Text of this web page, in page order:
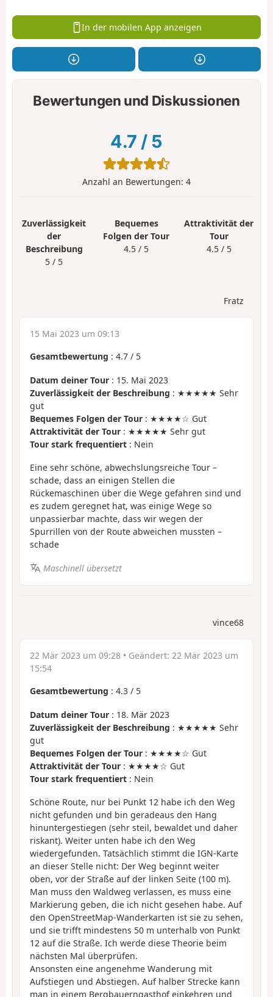
In der mobilen App anzeigen
Bewertungen und Diskussionen
4.7 / 5
Anzahl an Bewertungen: 4
Zuverlässigkeit
der
Beschreibung
5 / 5
Bequemes
Folgen der Tour
4.5 / 5
Attraktivität der
Tour
4.5 / 5
Fratz
15 Mai 2023 um 09:13
Gesamtbewertung : 4.7 / 5
Datum deiner Tour : 15. Mai 2023
Zuverlässigkeit der Beschreibung : ★★★★★ Sehr
gut
Bequemes Folgen der Tour : ★★★★☆ Gut
Attraktivität der Tour : ★★★★★ Sehr gut
Tour stark frequentiert : Nein
Eine sehr schöne, abwechslungsreiche Tour –
schade, dass an einigen Stellen die
Rückemaschinen über die Wege gefahren sind und
es zudem geregnet hat, was einige Wege so
unpassierbar machte, dass wir wegen der
Spurrillen von der Route abweichen mussten –
schade
Maschinell übersetzt
vince68
22 Mär 2023 um 09:28 • Geändert: 22 Mär 2023 um
15:54
Gesamtbewertung : 4.3 / 5
Datum deiner Tour : 18. Mär 2023
Zuverlässigkeit der Beschreibung : ★★★★★ Sehr
gut
Bequemes Folgen der Tour : ★★★★☆ Gut
Attraktivität der Tour : ★★★★☆ Gut
Tour stark frequentiert : Nein
Schöne Route, nur bei Punkt 12 habe ich den Weg
nicht gefunden und bin geradeaus den Hang
hinuntergestiegen (sehr steil, bewaldet und daher
riskant). Weiter unten habe ich den Weg
wiedergefunden. Tatsächlich stimmt die IGN-Karte
an dieser Stelle nicht: Der Weg beginnt weiter
oben, vor der Straße auf der linken Seite (100 m).
Man muss den Waldweg verlassen, es muss eine
Markierung geben, die ich nicht gesehen habe. Auf
den OpenStreetMap-Wanderkarten ist sie zu sehen,
und sie trifft mindestens 50 m unterhalb von Punkt
12 auf die Straße. Ich werde diese Theorie beim
nächsten Mal überprüfen.
Ansonsten eine angenehme Wanderung mit
Aufstiegen und Abstiegen. Auf halber Strecke kann
man in einem Bergbauerngasthof einkehren und